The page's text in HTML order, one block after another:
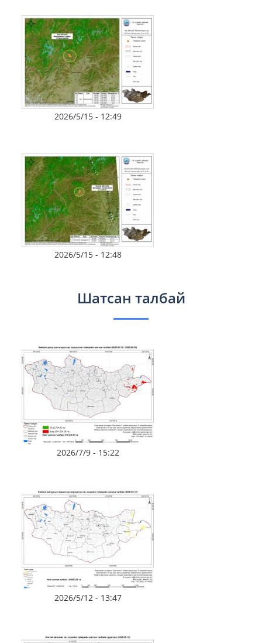
2026/5/15 - 12:49
2026/5/15 - 12:48
Шатсан талбай
2026/7/9 - 15:22
2026/5/12 - 13:47